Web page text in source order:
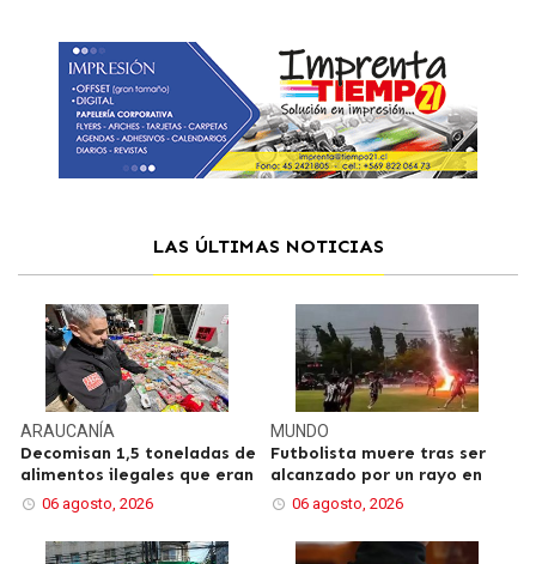
LAS ÚLTIMAS NOTICIAS
ARAUCANÍA
Decomisan 1,5 toneladas de
alimentos ilegales que eran
06 agosto, 2026
MUNDO
Futbolista muere tras ser
alcanzado por un rayo en
06 agosto, 2026